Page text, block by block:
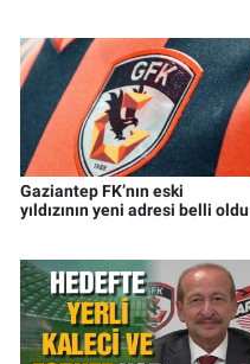
Gaziantep FK’nın eski
yıldızının yeni adresi belli oldu